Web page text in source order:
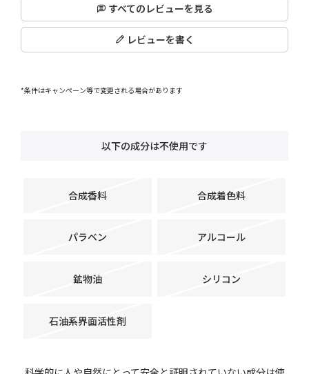
すべてのレビューを見る
レビューを書く
*条件はキャンペーン等で変更される場合があります
以下の成分は不使用です
合成香料 合成着色料
パラベン アルコール
鉱物油 シリコン
石油系界面活性剤